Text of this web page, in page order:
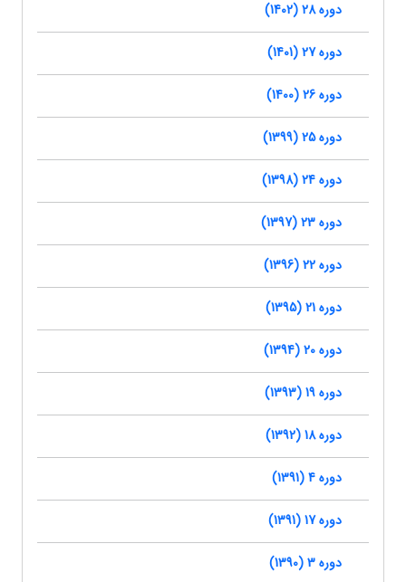
دوره 28 (1402)
دوره 27 (1401)
دوره 26 (1400)
دوره 25 (1399)
دوره 24 (1398)
دوره 23 (1397)
دوره 22 (1396)
دوره 21 (1395)
دوره 20 (1394)
دوره 19 (1393)
دوره 18 (1392)
دوره 4 (1391)
دوره 17 (1391)
دوره 3 (1390)